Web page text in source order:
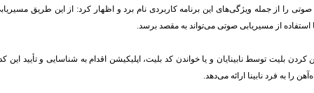
را از جمله ویژگی‌های این برنامه کاربردی نام برد و اظهار کرد: از این طریق
استفاده از مسیریابی صوتی می‌تواند به مقصد برسد.
کردن بلیت توسط نابینایان و یا خواندن کد بلیت، اپلیکیشن اقدام به شناسایی و تأیید
را به فرد نابینا ارائه می‌دهد.